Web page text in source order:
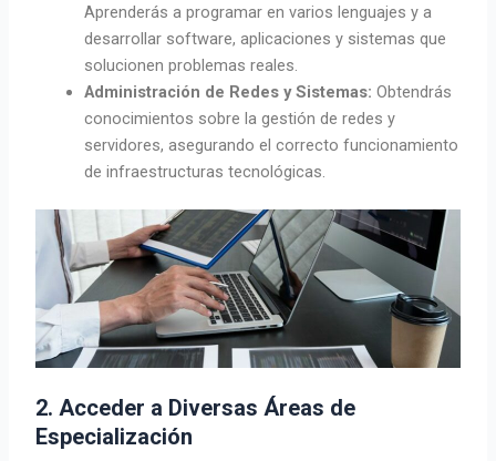
Aprenderás a programar en varios lenguajes y a
desarrollar software, aplicaciones y sistemas que
solucionen problemas reales.
Administración de Redes y Sistemas: Obtendrás
conocimientos sobre la gestión de redes y
servidores, asegurando el correcto funcionamiento
de infraestructuras tecnológicas.
2. Acceder a Diversas Áreas de
Especialización